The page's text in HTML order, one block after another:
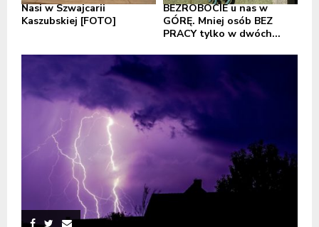
Nasi w Szwajcarii
Kaszubskiej [FOTO]
BEZROBOCIE u nas w
GÓRĘ. Mniej osób BEZ
PRACY tylko w dwóch...